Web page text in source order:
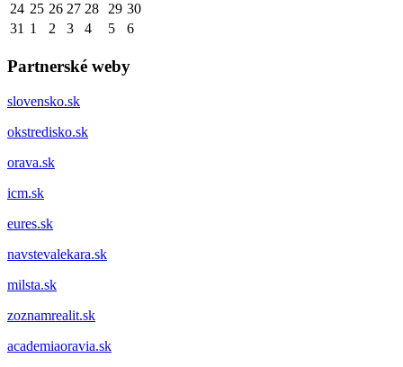
24 25 26 27 28 29 30
31 1 2 3 4 5 6
Partnerské weby
slovensko.sk
okstredisko.sk
orava.sk
icm.sk
eures.sk
navstevalekara.sk
milsta.sk
zoznamrealit.sk
academiaoravia.sk